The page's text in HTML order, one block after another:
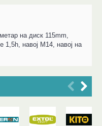
на диск 115mm,
1,5h, навој М14, навој на